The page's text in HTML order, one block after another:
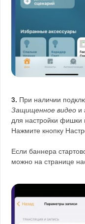
3. При наличии
Защищенное видео и
для настройки
Нажмите кнопку
Если баннера
можно на странице